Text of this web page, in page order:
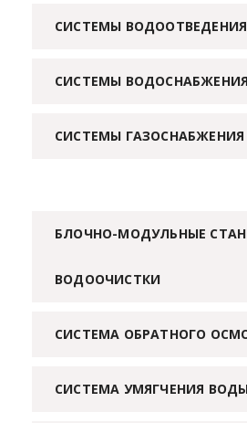
СИСТЕМЫ ВОДООТВЕДЕНИЯ
СИСТЕМЫ ВОДОСНАБЖЕНИЯ
СИСТЕМЫ ГАЗОСНАБЖЕНИЯ
БЛОЧНО-МОДУЛЬНЫЕ
ВОДООЧИСТКИ
СИСТЕМА ОБРАТНОГО
СИСТЕМА УМЯГЧЕНИЯ